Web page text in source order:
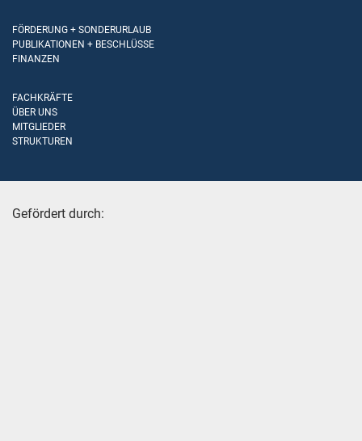
FÖRDERUNG + SONDERURLAUB
PUBLIKATIONEN + BESCHLÜSSE
FINANZEN
FACHKRÄFTE
ÜBER UNS
MITGLIEDER
STRUKTUREN
Gefördert durch: